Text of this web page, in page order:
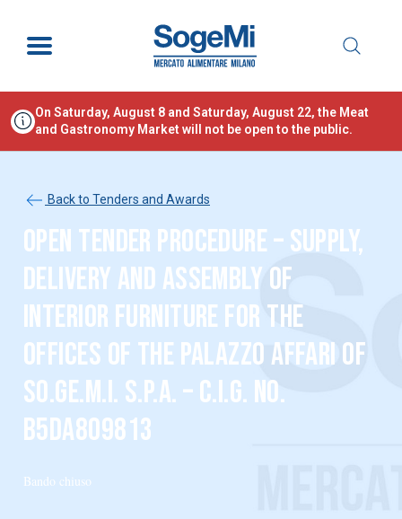
On Saturday, August 8 and Saturday, August 22, the Meat
and Gastronomy Market will not be open to the public.
Back to Tenders and Awards
OPEN TENDER PROCEDURE – SUPPLY,
DELIVERY AND ASSEMBLY OF
INTERIOR FURNITURE FOR THE
OFFICES OF THE PALAZZO AFFARI OF
SO.GE.M.I. S.P.A. – C.I.G. NO.
B5DA809813
Bando chiuso